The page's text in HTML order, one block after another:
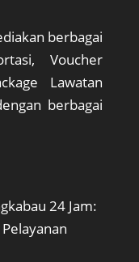
berbagai
Voucher
Lawatan
berbagai
24 Jam: